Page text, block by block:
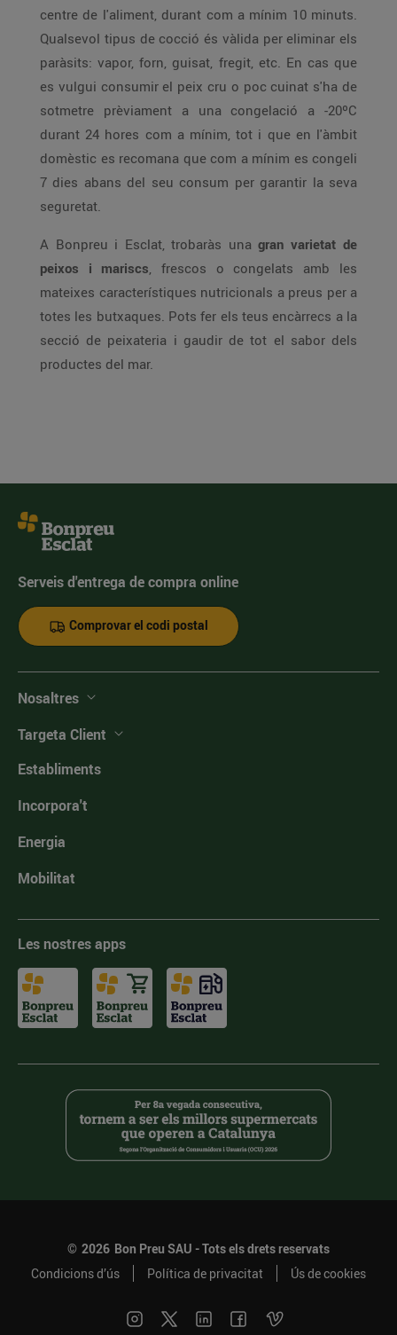
centre de l'aliment, durant com a mínim 10 minuts.
Qualsevol tipus de cocció és vàlida per eliminar els
paràsits: vapor, forn, guisat, fregit, etc. En cas que
es vulgui consumir el peix cru o poc cuinat s'ha de
sotmetre prèviament a una congelació a -20ºC
durant 24 hores com a mínim, tot i que en l'àmbit
domèstic es recomana que com a mínim es congeli
7 dies abans del seu consum per garantir la seva
seguretat.
A Bonpreu i Esclat, trobaràs una gran varietat de
peixos i mariscs, frescos o congelats amb les
mateixes característiques nutricionals a preus per a
totes les butxaques. Pots fer els teus encàrrecs a la
secció de peixateria i gaudir de tot el sabor dels
productes del mar.
Serveis d'entrega de compra online
Comprovar el codi postal
Nosaltres
Targeta Client
Establiments
Incorpora't
Energia
Mobilitat
Les nostres apps
© 2026 Bon Preu SAU - Tots els drets reservats
Condicions d’ús
Política de privacitat Ús de cookies